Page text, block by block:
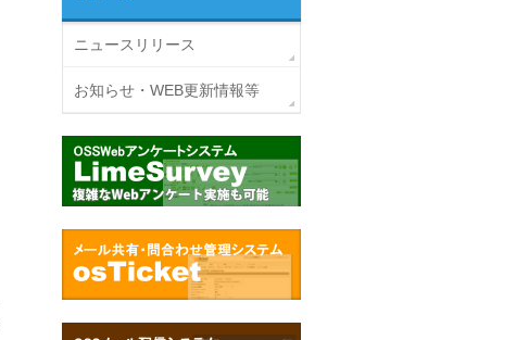
ニュースリリース
お知らせ・WEB更新情報等